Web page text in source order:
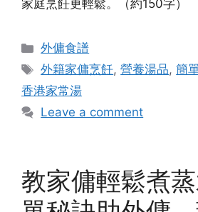
家庭烹飪更輕鬆。（約150字）
Categories
外傭食譜
Tags
外籍家傭烹飪,營養湯品,簡
香港家常湯
Leave a comment
教家傭輕鬆煮